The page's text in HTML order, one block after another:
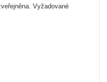
Vyžadované